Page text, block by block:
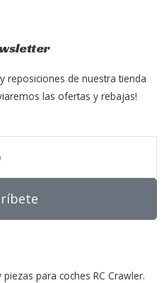
reposiciones de nuestra tienda
las ofertas y rebajas!
para coches RC Crawler.